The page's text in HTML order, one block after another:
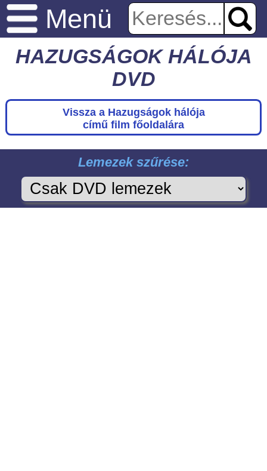
Menü
HAZUGSÁGOK HÁLÓJA
DVD
Vissza a Hazugságok hálója
című film főoldalára
Lemezek szűrése: